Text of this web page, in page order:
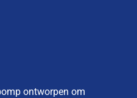
ontworpen om